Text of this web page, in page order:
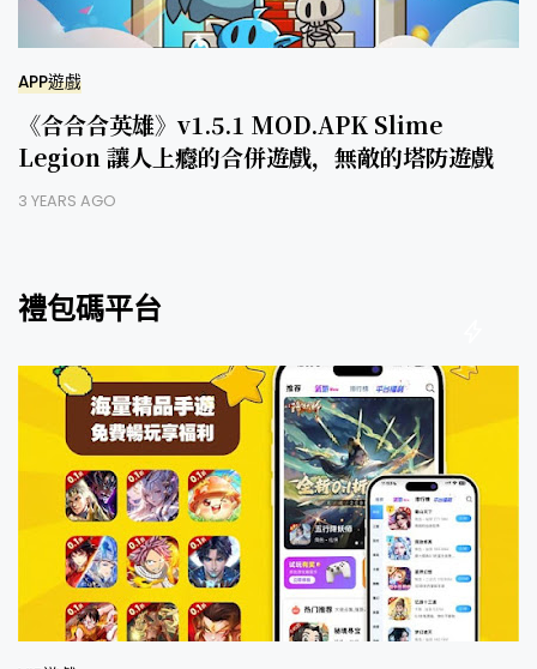
APP遊戲
《合合合英雄》v1.5.1 MOD.APK Slime
Legion 讓人上癮的合併遊戲，無敵的塔防遊戲
3 YEARS AGO
禮包碼平台